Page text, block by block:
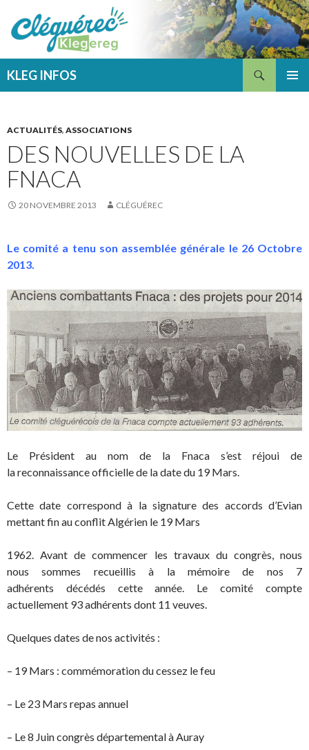
KLEG INFOS
ACTUALITÉS, ASSOCIATIONS
DES NOUVELLES DE LA
FNACA
20 NOVEMBRE 2013 CLÉGUÉREC
Le comité a tenu son assemblée générale le 26 Octobre
2013.
Le Président au nom de la Fnaca s’est réjoui de
la reconnaissance officielle de la date du 19 Mars.
Cette date correspond à la signature des accords d’Evian
mettant fin au conflit Algérien le 19 Mars
1962. Avant de commencer les travaux du congrès, nous
nous sommes recueillis à la mémoire de nos 7
adhérents décédés cette année. Le comité compte
actuellement 93 adhérents dont 11 veuves.
Quelques dates de nos activités :
– 19 Mars : commémoration du cessez le feu
– Le 23 Mars repas annuel
– Le 8 Juin congrès départemental à Auray